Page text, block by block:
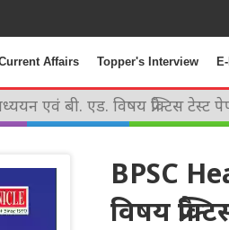
Affairs Topper's Interview
एवं बी. एड. विषय प्रैक्टिस टेस्ट
BPSC
विषय